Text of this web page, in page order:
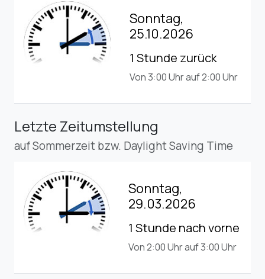
Sonntag,
25.10.2026
1 Stunde zurück
Von 3:00 Uhr auf 2:00 Uhr
Letzte Zeitumstellung
auf Sommerzeit bzw. Daylight Saving Time
Sonntag,
29.03.2026
1 Stunde nach vorne
Von 2:00 Uhr auf 3:00 Uhr